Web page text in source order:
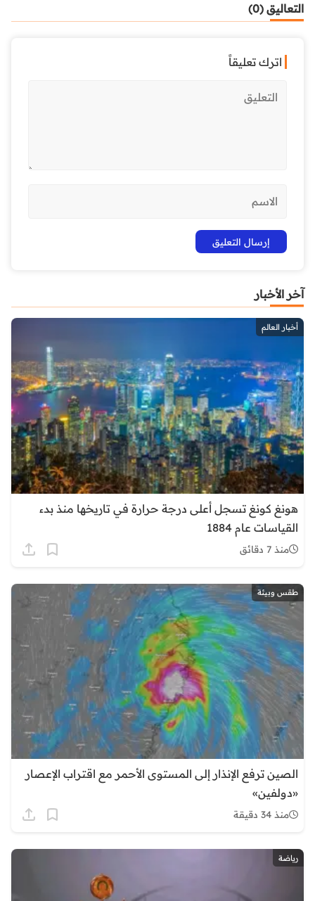
التعاليق (0)
اترك تعليقاً
آخر الأخبار
أخبار العالم
هونغ كونغ تسجل أعلى درجة حرارة في تاريخها منذ بدء
القياسات عام 1884
منذ 7 دقائق
طقس وبيئة
الصين ترفع الإنذار إلى المستوى الأحمر مع اقتراب الإعصار
«دولفين»
منذ 34 دقيقة
رياضة